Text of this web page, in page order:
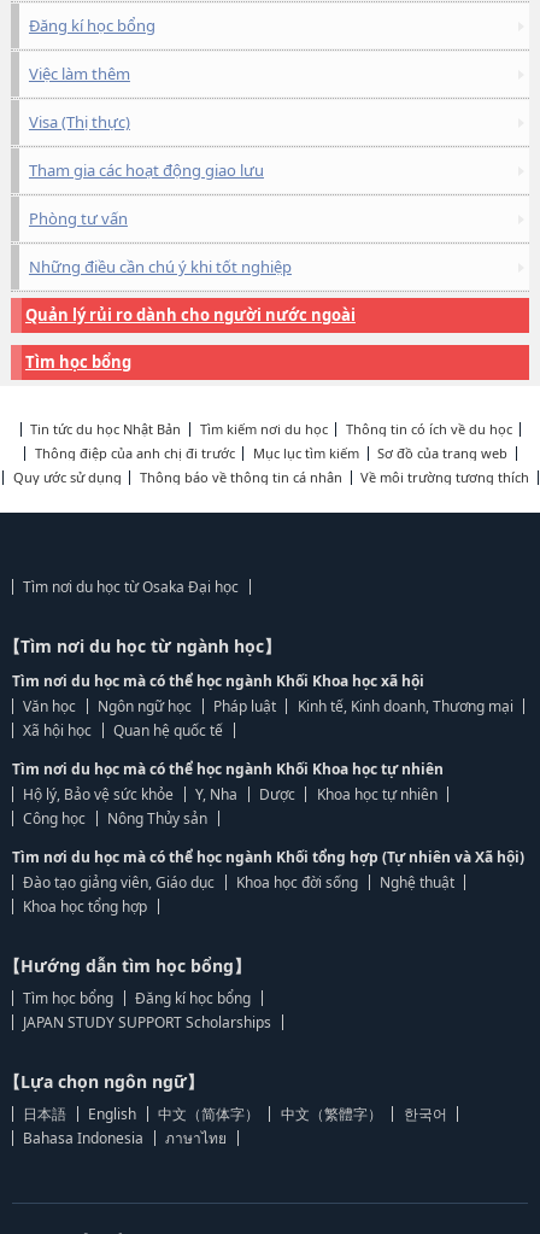
Đăng kí học bổng
Việc làm thêm
Visa (Thị thực)
Tham gia các hoạt động giao lưu
Phòng tư vấn
Những điều cần chú ý khi tốt nghiệp
Quản lý rủi ro dành cho người nước ngoài
Tìm học bổng
Tin tức du học Nhật Bản Tìm kiếm nơi du học
Thông tin có ích về du học
Thông điệp của anh chị đi trước
Mục lục tìm kiếm
Sơ đồ của trang web
Quy ước sử dụng
Thông báo về thông tin cá nhân Về môi trường tương thích
Tìm nơi du học từ Osaka Đại học
【Tìm nơi du học từ ngành học】
Tìm nơi du học mà có thể học ngành Khối Khoa học xã hội
Văn học
Ngôn ngữ học Pháp luật
Kinh tế, Kinh doanh, Thương mại
Xã hội học
Quan hệ quốc tế
Tìm nơi du học mà có thể học ngành Khối Khoa học tự nhiên
Hộ lý, Bảo vệ sức khỏe
Y, Nha Dược
Khoa học tự nhiên
Công học
Nông Thủy sản
Tìm nơi du học mà có thể học ngành Khối tổng hợp (Tự nhiên và Xã hội)
Đào tạo giảng viên, Giáo dục
Khoa học đời sống
Nghệ thuật
Khoa học tổng hợp
【Hướng dẫn tìm học bổng】
Tìm học bổng
Đăng kí học bổng
JAPAN STUDY SUPPORT Scholarships
【Lựa chọn ngôn ngữ】
日本語 English 中文（简体字） 中文（繁體字）
한국어
Bahasa Indonesia
ภาษาไทย